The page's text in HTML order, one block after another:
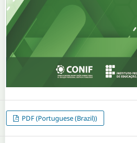
PDF (Portuguese (Brazil))